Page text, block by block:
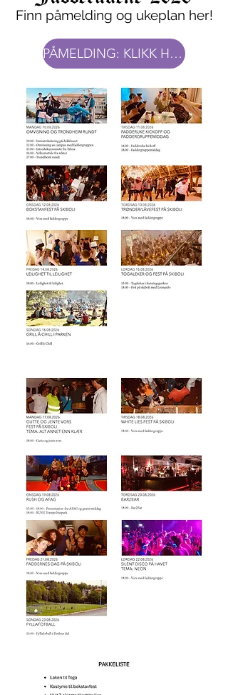
Finn påmelding og ukeplan her!
PÅMELDING: KLIKK HER